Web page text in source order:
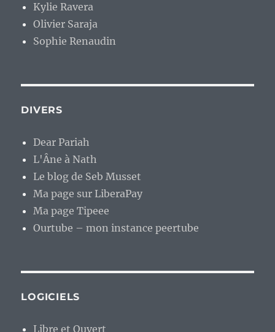
Kylie Ravera
Olivier Saraja
Sophie Renaudin
DIVERS
Dear Pariah
L'Âne à Nath
Le blog de Seb Musset
Ma page sur LiberaPay
Ma page Tipeee
Ourtube – mon instance peertube
LOGICIELS
Libre et Ouvert